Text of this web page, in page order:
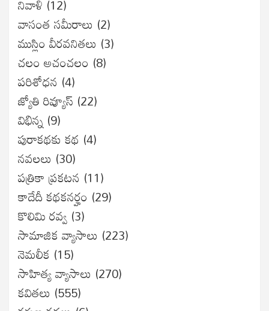
వాసంత సమీరాలు (2)
ముస్లిం వీరవనితలు (3)
చలం అచంచలం (8)
ప‌రిశోధ‌న‌ (4)
జ్యోతి రివ్యూస్ (22)
విభిన్న (9)
పురాకథకు కథ (4)
నవలలు (30)
పత్రికా ప్రకటన (11)
కాదేదీ కథకనర్హం (29)
కొలిమి రవ్వ (3)
సామాజిక వ్యాసాలు (223)
నెమలీక (15)
సాహిత్య వ్యాసాలు (270)
కవితలు (555)